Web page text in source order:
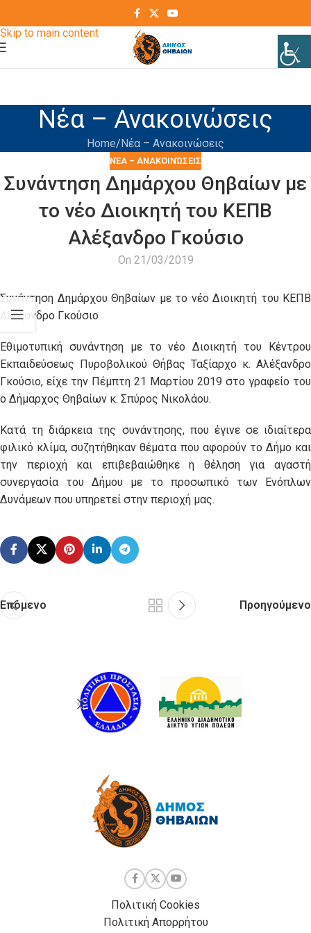
Skip to main content
Νέα – Ανακοινώσεις
Home Νέα – Ανακοινώσεις
ΝΈΑ – ΑΝΑΚΟΙΝΏΣΕΙΣ
Συνάντηση Δημάρχου Θηβαίων με
το νέο Διοικητή του ΚΕΠΒ
Αλέξανδρο Γκούσιο
On 21/03/2019
Συνάντηση Δημάρχου Θηβαίων με το νέο Διοικητή του ΚΕΠΒ
Αλέξανδρο Γκούσιο
Εθιμοτυπική συνάντηση με το νέο Διοικητή του Κέντρου
Εκπαιδεύσεως Πυροβολικού Θήβας Ταξίαρχο κ. Αλέξανδρο
Γκούσιο, είχε την Πέμπτη 21 Μαρτίου 2019 στο γραφείο του
ο Δήμαρχος Θηβαίων κ. Σπύρος Νικολάου.
Κατά τη διάρκεια της συνάντησης, που έγινε σε ιδιαίτερα
φιλικό κλίμα, συζητήθηκαν θέματα που αφορούν το Δήμο και
την περιοχή και επιβεβαιώθηκε η θέληση για αγαστή
συνεργασία του Δήμου με το προσωπικό των Ενόπλων
Δυνάμεων που υπηρετεί στην περιοχή μας.
Επόμενο Προηγούμενο
Πολιτική Cookies
Πολιτική Απορρήτου